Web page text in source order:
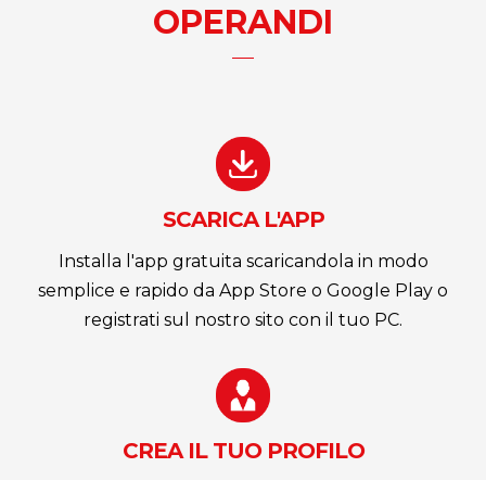
OPERANDI
SCARICA L'APP
Installa l'app gratuita scaricandola in modo
semplice e rapido da App Store o Google Play o
registrati sul nostro sito con il tuo PC.
CREA IL TUO PROFILO